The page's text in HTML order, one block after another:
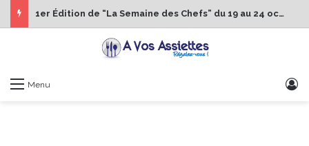
1er Édition de “La Semaine des Chefs” du 19 au 24 octobre 2026
Menu